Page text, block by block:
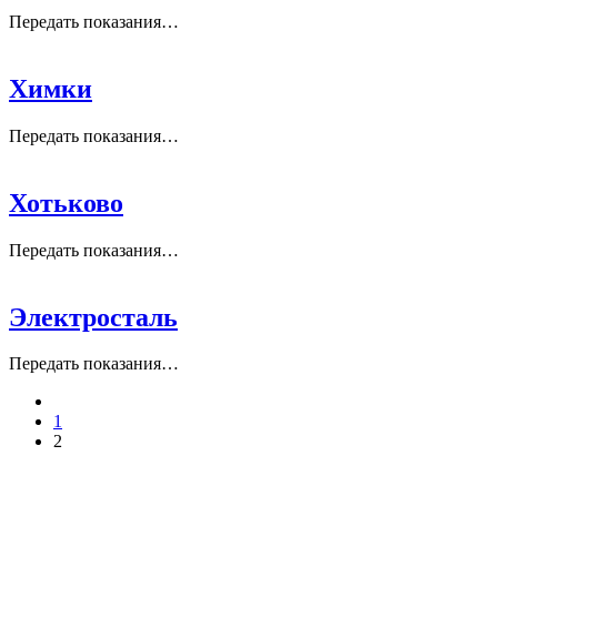
Передать показания…
Химки
Передать показания…
Хотьково
Передать показания…
Электросталь
Передать показания…
1
2